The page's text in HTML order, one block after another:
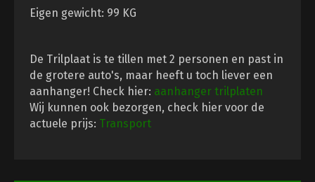
Eigen gewicht: 99 KG
De Trilplaat is te tillen met 2 personen en past in
de grotere auto's, maar heeft u toch liever een
aanhanger! Check hier: aanhanger trilplaten
Wij kunnen ook bezorgen, check hier voor de
actuele prijs: Transport